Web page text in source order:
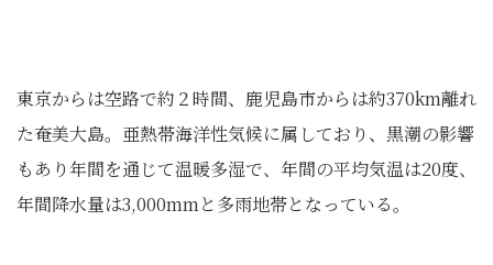
東京からは空路で約２時間、鹿児島市からは約370km離れ
た奄美大島。亜熱帯海洋性気候に属しており、黒潮の影響
もあり年間を通じて温暖多湿で、年間の平均気温は20度、
年間降水量は3,000mmと多雨地帯となっている。